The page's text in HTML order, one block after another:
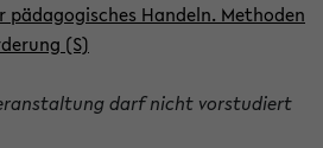
Handeln. Methoden
(S)
darf nicht vorstudiert